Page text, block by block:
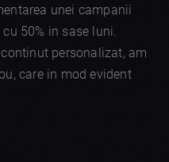
unei campanii
50% in sase luni.
personalizat, am
care in mod evident